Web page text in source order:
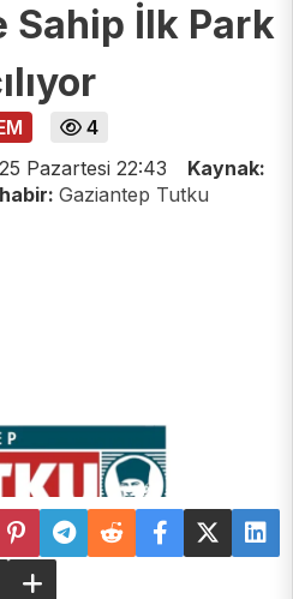
İlk Park
4
Pazartesi 22:43
Kaynak:
Gaziantep Tutku